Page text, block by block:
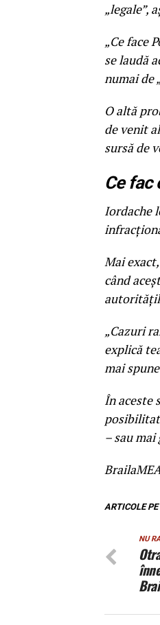
„legale”,
„Ce face
se laudă
numai de
O altă
de venit
sursă de
Ce fac
Iordache
Mai
când
„Cazuri
explică
mai
În aceste
– sau
ARTICOLE
NU